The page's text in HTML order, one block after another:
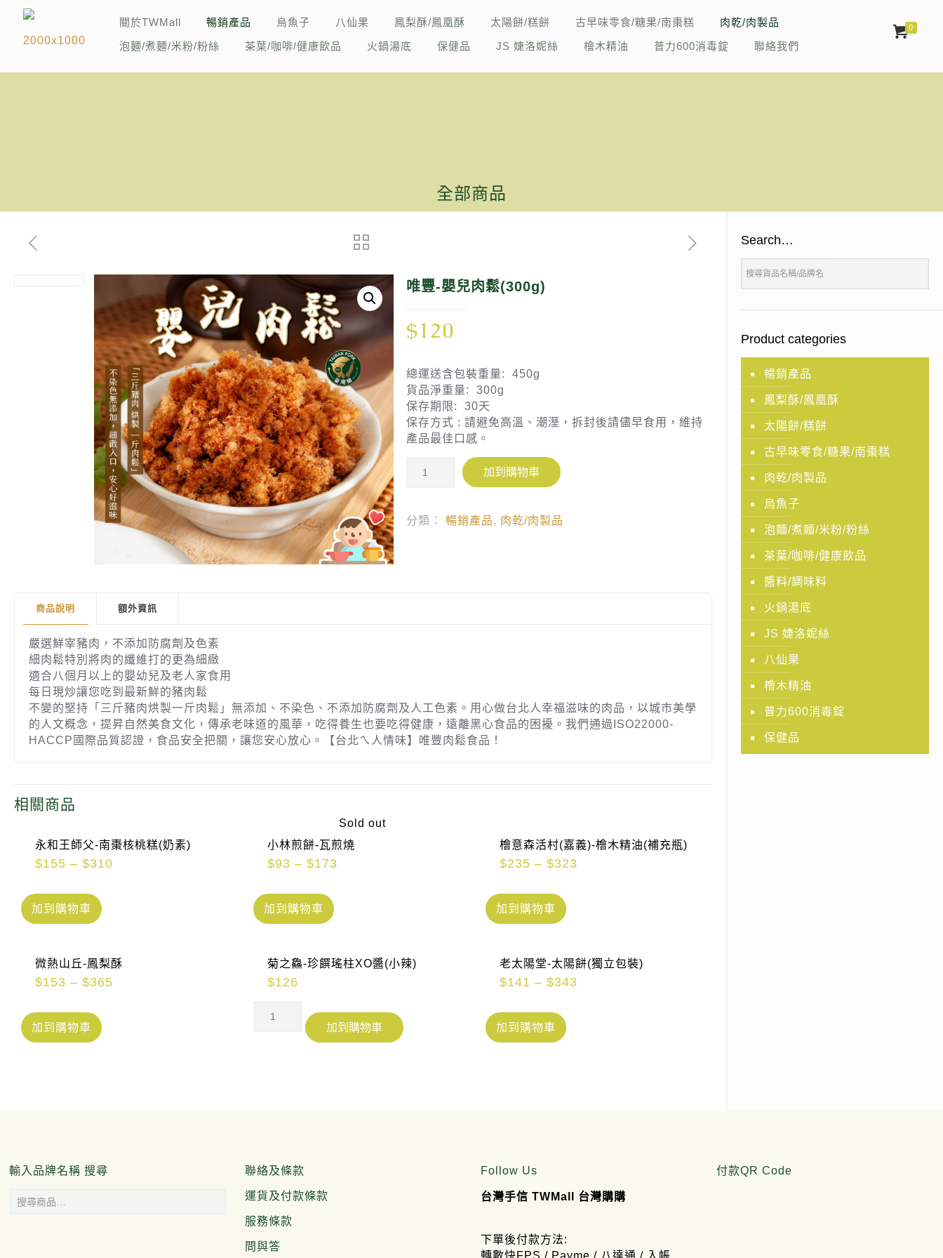
關於TWMall 暢銷產品 烏魚子 八仙果 鳳梨酥/鳳凰酥 太陽餅/糕餅 古早味零食/糖果/南棗糕
肉乾/肉製品
泡麵/煮麵/米粉/粉絲
茶葉/咖啡/健康飲品 火鍋湯底 保健品 JS 婕洛妮絲 檜木精油 普力600消毒錠 聯絡我們
0
全部商品
唯豐-嬰兒肉鬆(300g)
$120
總運送含包裝重量: 450g
貨品淨重量: 300g
保存期限: 30天
保存方式 : 請避免高溫、潮溼，拆封後請儘早食用，維持
產品最佳口感。
加到購物車
分類： 暢銷產品, 肉乾/肉製品
商品說明 額外資訊
嚴選鮮宰豬肉，不添加防腐劑及色素
細肉鬆特別將肉的纖維打的更為細緻
適合八個月以上的嬰幼兒及老人家食用
每日現炒讓您吃到最新鮮的豬肉鬆
不變的堅持「三斤豬肉烘製一斤肉鬆」無添加、不染色、不添加防腐劑及人工色素。用心做台北人幸福滋味的肉品，以城市美學
的人文概念，提昇自然美食文化，傳承老味道的風華，吃得養生也要吃得健康，遠離黑心食品的困擾。我們通過ISO22000-
HACCP國際品質認證，食品安全把關，讓您安心放心。【台北ㄟ人情味】唯豐肉鬆食品！
相關商品
永和王師父-南棗核桃糕(奶素)
$155 –$310
加到購物車
Sold out
小林煎餅-瓦煎燒
$93 –$173
加到購物車
檜意森活村(嘉義)-檜木精油(補充瓶)
$235 –$323
加到購物車
微熱山丘-鳳梨酥
$153 –$365
加到購物車
菊之鱻-珍饌瑤柱XO醬(小辣)
$126
加到購物車
老太陽堂-太陽餅(獨立包裝)
$141 –$343
加到購物車
Search…
Product categories
暢銷產品
鳳梨酥/鳳凰酥
太陽餅/糕餅
古早味零食/糖果/南棗糕
肉乾/肉製品
烏魚子
泡麵/煮麵/米粉/粉絲
茶葉/咖啡/健康飲品
醬料/調味料
火鍋湯底
JS 婕洛妮絲
八仙果
檜木精油
普力600消毒錠
保健品
輸入品牌名稱 搜尋 聯絡及條款
運貨及付款條款
服務條款
問與答
Follow Us
台灣手信 TWMall 台灣購購
下單後付款方法:
轉數快FPS / Payme / 八達通 / 入帳
付款QR Code